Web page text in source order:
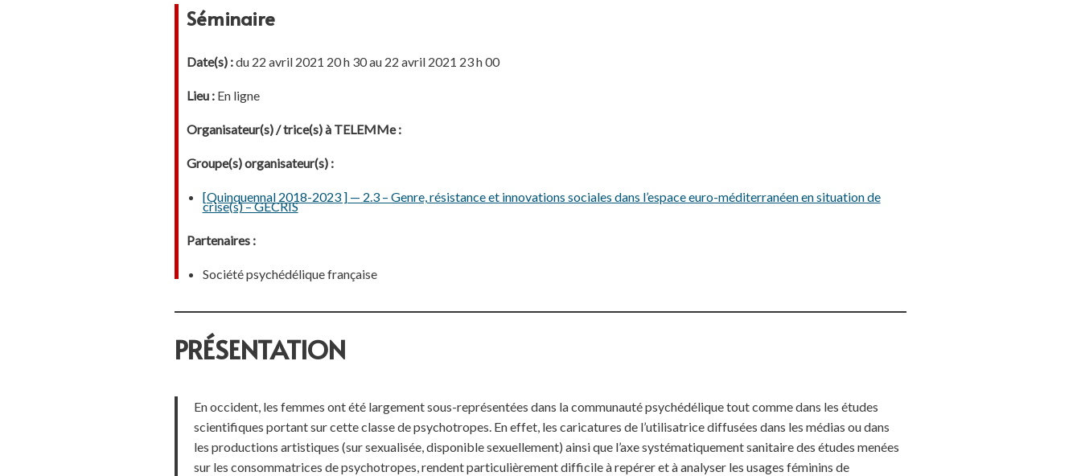
Séminaire
Date(s) :du 22 avril 2021 20 h 30 au 22 avril 2021 23 h 00
Lieu :En ligne
Organisateur(s) / trice(s) à TELEMMe :
Groupe(s) organisateur(s) :
[Quinquennal 2018-2023 ] — 2.3 – Genre, résistance et innovations sociales dans l’espace euro-méditerranéen en situation de
crise(s) – GECRIS
Partenaires :
Société psychédélique française
PRÉSENTATION
En occident, les femmes ont été largement sous-représentées dans la communauté psychédélique tout comme dans les études
scientifiques portant sur cette classe de psychotropes. En effet, les caricatures de l’utilisatrice diffusées dans les médias ou dans
les productions artistiques (sur sexualisée, disponible sexuellement) ainsi que l’axe systématiquement sanitaire des études menées
sur les consommatrices de psychotropes, rendent particulièrement difficile à repérer et à analyser les usages féminins de